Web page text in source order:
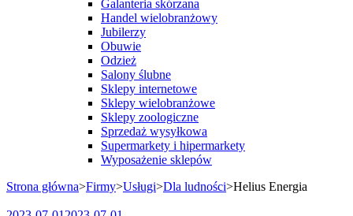
Galanteria skórzana
Handel wielobranżowy
Jubilerzy
Obuwie
Odzież
Salony ślubne
Sklepy internetowe
Sklepy wielobranżowe
Sklepy zoologiczne
Sprzedaż wysyłkowa
Supermarkety i hipermarkety
Wyposażenie sklepów
Strona główna>Firmy>Usługi>Dla ludności>Helius Energia